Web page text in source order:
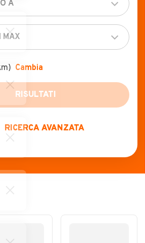
Cambia
RISULTATI
RICERCA AVANZATA